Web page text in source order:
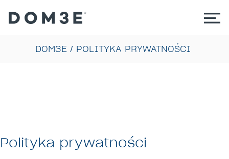
DOM3E / POLITYKA PRYWATNOŚCI
Polityka prywatności